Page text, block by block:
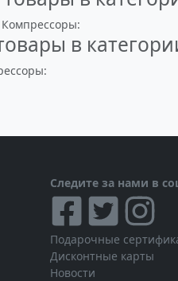
в
Следите за нами в
Подарочные
Дисконтные карты
Новости